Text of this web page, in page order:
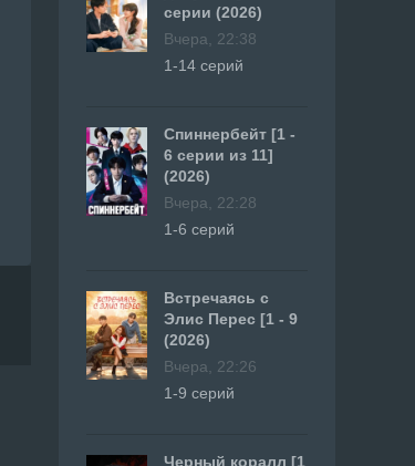
серии (2026)
Вчера, 22:38
1-14 серий
Спиннербейт [1 -
6 серии из 11]
(2026)
Вчера, 22:28
1-6 серий
Встречаясь с
Элис Перес [1 - 9
(2026)
Вчера, 22:26
1-9 серий
Черный коралл [1